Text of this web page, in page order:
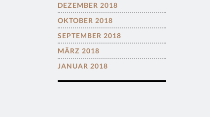
DEZEMBER 2018
OKTOBER 2018
SEPTEMBER 2018
MÄRZ 2018
JANUAR 2018